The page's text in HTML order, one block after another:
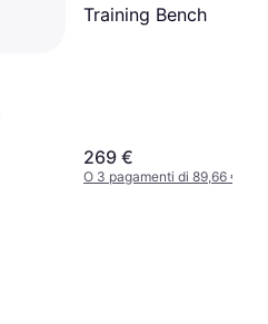
Training Bench
269 €
O 3 pagamenti di 89,66 €